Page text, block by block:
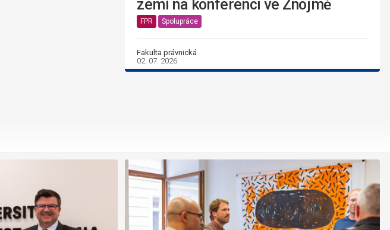
zemí na konferenci ve Znojmě
FPR Spolupráce
Fakulta právnická
02. 07. 2026